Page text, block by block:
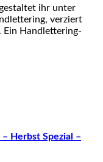
ihr unter
verziert
Handlettering-
Herbst Spezial –